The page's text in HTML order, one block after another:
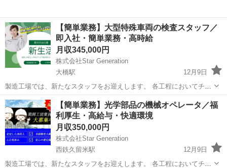
【簡単業務】大型特殊車両の検査スタッフ／
即入社・簡単業務・高時給
月収345,000円
株式会社Star Generation
大橋駅
12月9日
製造工場では、新たなスタッフをお迎えします。 各工程においてチー
ムと連携し、高品質な製品を効率的に生み出す役割を担っていただき
ます。 経験がなくても、充実したサポートと研修が整っており、安心
して働ける環境です。 ...
福岡 福岡市 大橋駅 半導体 業務
【簡単業務】光学部品の機械オペレータ／福
利厚生・高給与・快適環境
月収350,000円
株式会社Star Generation
西鉄久留米駅
12月9日
製造工場では、新たなスタッフをお迎えします。 各工程においてチー